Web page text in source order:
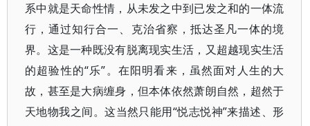
系中就是天命性情，从未发之中到已发之和的一体流
行，通过知行合一、克治省察，抵达圣凡一体的境
界。这是一种既没有脱离现实生活，又超越现实生活
的超验性的“乐”。在阳明看来，虽然面对人生的大
故，甚至是大病缠身，但本体依然萧朗自然，超然于
天地物我之间。这当然只能用“悦志悦神”来描述、形